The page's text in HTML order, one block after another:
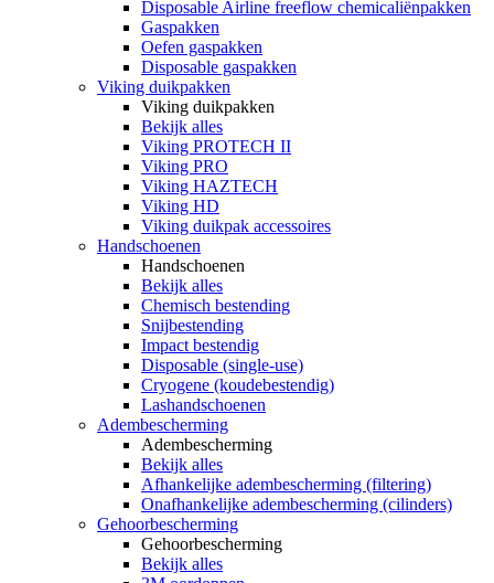
Disposable Airline freeflow chemicaliënpakken
Gaspakken
Oefen gaspakken
Disposable gaspakken
Viking duikpakken
Viking duikpakken
Bekijk alles
Viking PROTECH II
Viking PRO
Viking HAZTECH
Viking HD
Viking duikpak accessoires
Handschoenen
Handschoenen
Bekijk alles
Chemisch bestending
Snijbestending
Impact bestendig
Disposable (single-use)
Cryogene (koudebestendig)
Lashandschoenen
Adembescherming
Adembescherming
Bekijk alles
Afhankelijke adembescherming (filtering)
Onafhankelijke adembescherming (cilinders)
Gehoorbescherming
Gehoorbescherming
Bekijk alles